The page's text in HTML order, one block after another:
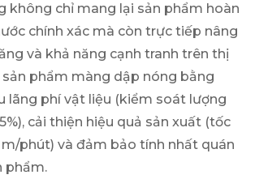
không chỉ mang lại sản phẩm hoàn
chính xác mà còn trực tiếp nâng
và khả năng cạnh tranh trên thị
phẩm màng dập nóng bằng
lãng phí vật liệu (kiểm soát lượng
cải thiện hiệu quả sản xuất (tốc
phút) và đảm bảo tính nhất quán
phẩm.